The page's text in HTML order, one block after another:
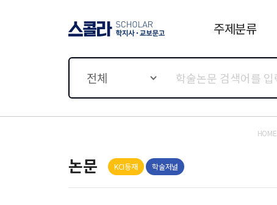
주제분류
전체
HOME
논문 KCI등재 학술저널